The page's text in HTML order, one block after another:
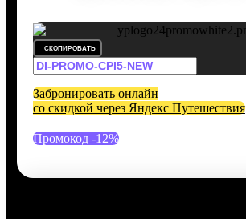
СКОПИРОВАТЬ
Забронировать онлайн
со скидкой через Яндекс Путешествия
Промокод -12%